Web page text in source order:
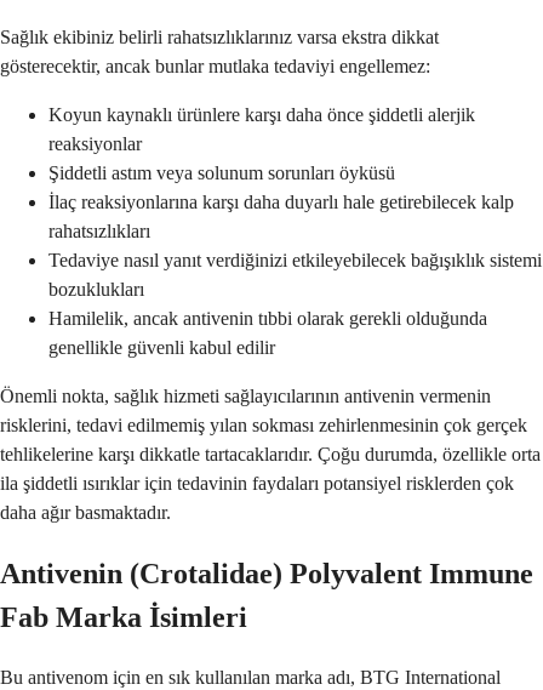
Sağlık ekibiniz belirli rahatsızlıklarınız varsa ekstra dikkat
gösterecektir, ancak bunlar mutlaka tedaviyi engellemez:
Koyun kaynaklı ürünlere karşı daha önce şiddetli alerjik
reaksiyonlar
Şiddetli astım veya solunum sorunları öyküsü
İlaç reaksiyonlarına karşı daha duyarlı hale getirebilecek kalp
rahatsızlıkları
Tedaviye nasıl yanıt verdiğinizi etkileyebilecek bağışıklık sistemi
bozuklukları
Hamilelik, ancak antivenin tıbbi olarak gerekli olduğunda
genellikle güvenli kabul edilir
Önemli nokta, sağlık hizmeti sağlayıcılarının antivenin vermenin
risklerini, tedavi edilmemiş yılan sokması zehirlenmesinin çok gerçek
tehlikelerine karşı dikkatle tartacaklarıdır. Çoğu durumda, özellikle orta
ila şiddetli ısırıklar için tedavinin faydaları potansiyel risklerden çok
daha ağır basmaktadır.
Antivenin (Crotalidae) Polyvalent Immune
Fab Marka İsimleri
Bu antivenom için en sık kullanılan marka adı, BTG International